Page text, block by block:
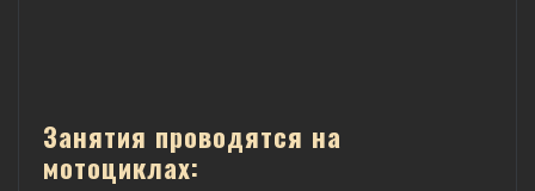
Занятия проводятся на
мотоциклах: